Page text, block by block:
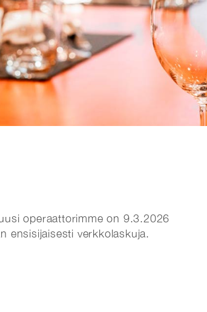
operaattorimme on 9.3.2026
ensisijaisesti verkkolaskuja.